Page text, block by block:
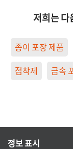
저희는 다
종이 포장 제품
점착제 금속
정보 표시